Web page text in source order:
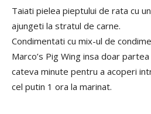
Taiati pielea pieptului de rata cu
ajungeti la stratul de carne.
Condimentati cu mix-ul de
Marco’s Pig Wing insa doar
cateva minute pentru a acoperi
cel putin 1 ora la marinat.